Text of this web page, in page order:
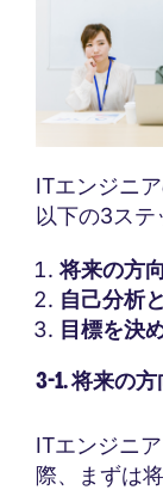
ITエンジニ
以下の3ステ
将来の方
自己分析
目標を決
3-1. 将来の
ITエンジニ
際、まずは